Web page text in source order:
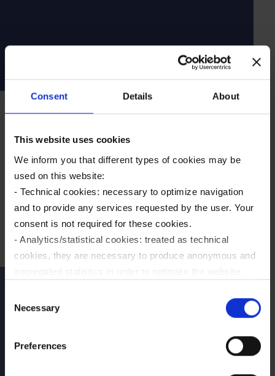
Consent Details About
This website uses cookies
We inform you that different types of cookies may be
used on this website:
- Technical cookies: necessary to optimize navigation
and to provide any services requested by the user. Your
consent is not required for these cookies.
- Analytics/statistical cookies: treated as technical
cookies, they are necessary to produce anonymous and
- Profiling/marketing cookies: used, only with your prior
consent, to analyze your browsing habits and to show
you targeted advertising in line with your preferences.
Please make your choices regarding the use of profiling
Selection
Necessary
Preferences
L’Ufficio Tecnico
manutenzione, anche questa attiva H24, che
livello di manutenzione costante e